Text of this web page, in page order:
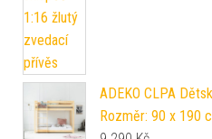
ADEKO CLPA
Rozměr: 90 x 190